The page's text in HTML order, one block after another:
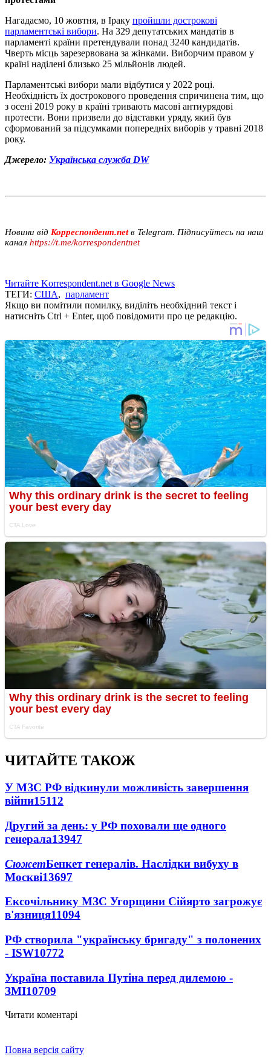
Нагадаємо, 10 жовтня, в Іраку пройшли дострокові
парламентські вибори. На 329 депутатських мандатів в
парламенті країни претендували понад 3240 кандидатів.
Чверть місць зарезервована за жінками. Виборчим правом у
країні наділені близько 25 мільйонів людей.
Парламентські вибори мали відбутися у 2022 році.
Необхідність їх дострокового проведення спричинена тим, що
з осені 2019 року в країні тривають масові антиурядові
протести. Вони призвели до відставки уряду, який був
сформований за підсумками попередніх виборів у травні 2018
року.
Джерело: Українська служба DW
Новини від Корреспондент.netв Telegram. Підписуйтесь на наш
канал https://t.me/korrespondentnet
Читайте Korrespondent.net в Google News
ТЕГИ: США, парламент
Якщо ви помітили помилку, виділіть необхідний текст і
натисніть Ctrl + Enter, щоб повідомити про це редакцію.
ЧИТАЙТЕ ТАКОЖ
У МЗС РФ відкинули можливість завершення
війни15112
Другий за день: у РФ поховали ще одного
генерала13947
СюжетБенкет генералів. Наслідки вибуху в
Москві13697
Ексочільнику МЗС Угорщини Сійярто загрожує
в'язниця11094
РФ створила "українську бригаду" з полонених
- ISW10772
Україна поставила Путіна перед дилемою -
ЗМІ10709
Читати коментарі
Повна версія сайту